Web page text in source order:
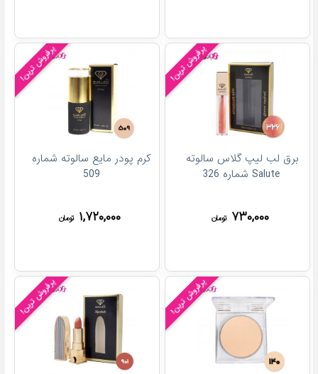
پرفروش ترین!
برق لب لیپ گلاس سالوته
Salute شماره 326
۷۳۰,۰۰۰ تومان
پرفروش ترین!
کرم پودر مایع سالوته شماره
509
۱,۷۲۰,۰۰۰ تومان
پرفروش ترین! پرفروش ترین!